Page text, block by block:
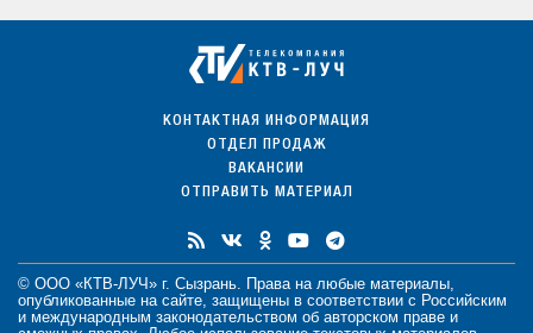
КОНТАКТНАЯ ИНФОРМАЦИЯ
ОТДЕЛ ПРОДАЖ
ВАКАНСИИ
ОТПРАВИТЬ МАТЕРИАЛ
© ООО «КТВ-ЛУЧ» г. Сызрань. Права на любые материалы
опубликованные на сайте, защищены в соответствии с Российским
и международным законодательством об авторском праве и